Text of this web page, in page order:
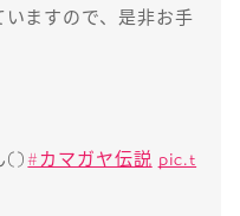
ますので、是非お手
() #カマガヤ伝説 pic.t